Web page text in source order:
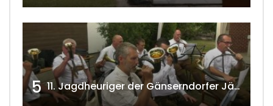
5 11. Jagdheuriger der Gänserndorfer Jäger 2020 w4tv166